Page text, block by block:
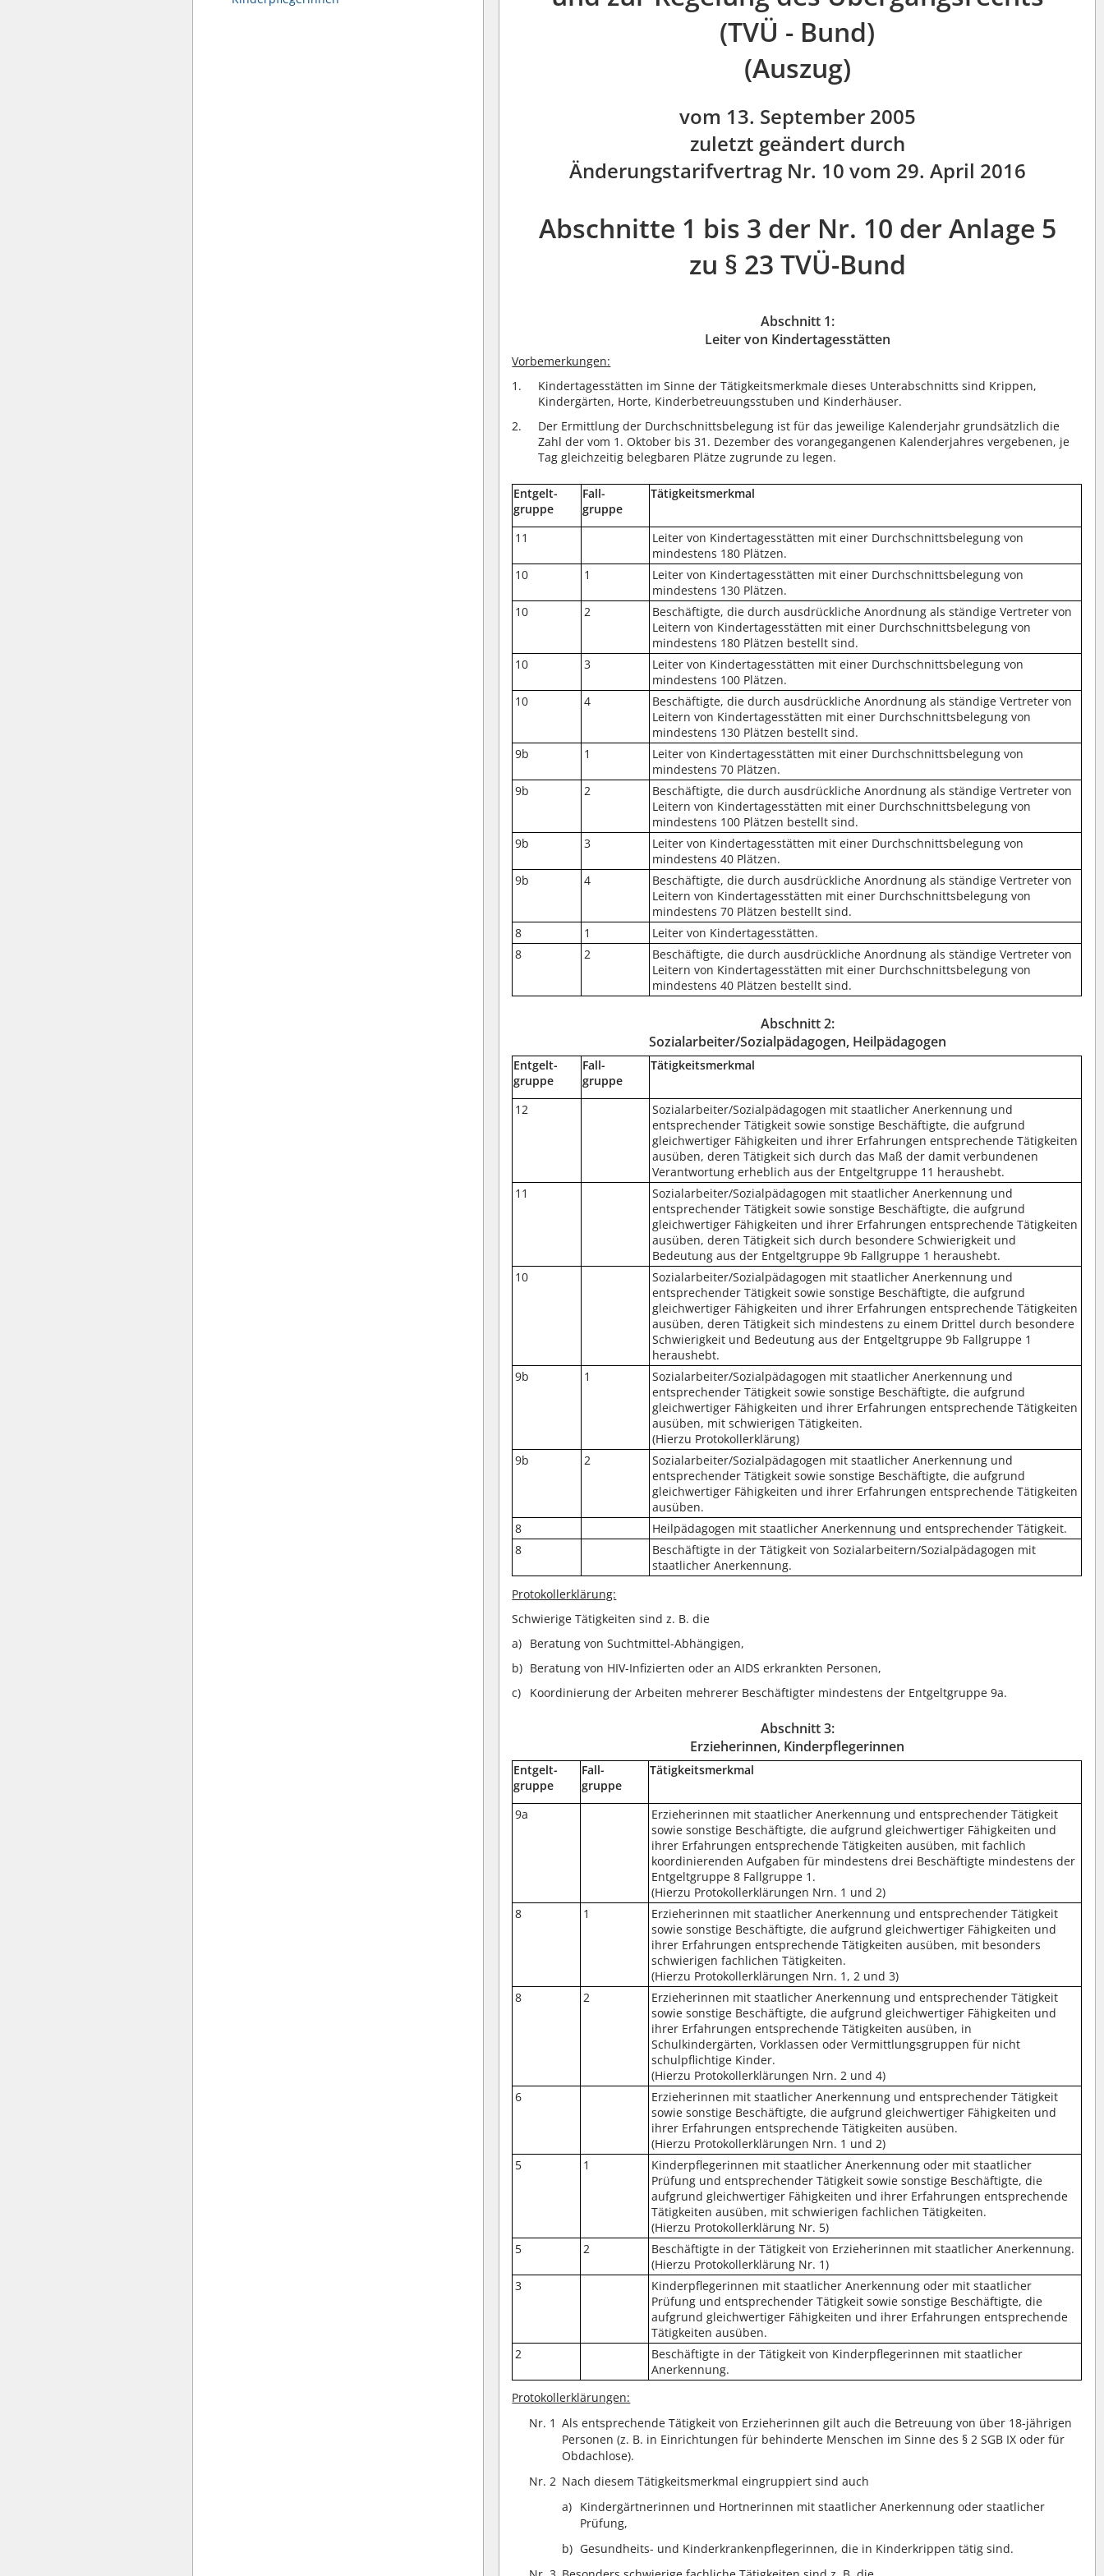
(TVÜ - Bund)
(Auszug)
vom 13. September 2005
zuletzt geändert durch
Änderungstarifvertrag Nr. 10 vom 29. April 2016
Abschnitte 1 bis 3 der Nr. 10 der Anlage 5
zu § 23 TVÜ-Bund
Abschnitt 1:
Leiter von Kindertagesstätten
Vorbemerkungen:
Kindertagesstätten im Sinne der Tätigkeitsmerkmale dieses Unterabschnitts sind Krippen,
Kindergärten, Horte, Kinderbetreuungsstuben und Kinderhäuser.
Der Ermittlung der Durchschnittsbelegung ist für das jeweilige Kalenderjahr grundsätzlich die
Zahl der vom 1. Oktober bis 31. Dezember des vorangegangenen Kalenderjahres vergebenen, je
Tag gleichzeitig belegbaren Plätze zugrunde zu legen.
Entgelt-
gruppe
Fall-
gruppe
Tätigkeitsmerkmal
11
Leiter von Kindertagesstätten mit einer Durchschnittsbelegung von
mindestens 180 Plätzen.
10
1
Leiter von Kindertagesstätten mit einer Durchschnittsbelegung von
mindestens 130 Plätzen.
10
2
Beschäftigte, die durch ausdrückliche Anordnung als ständige Vertreter von
Leitern von Kindertagesstätten mit einer Durchschnittsbelegung von
mindestens 180 Plätzen bestellt sind.
10
3
Leiter von Kindertagesstätten mit einer Durchschnittsbelegung von
mindestens 100 Plätzen.
10
4
Beschäftigte, die durch ausdrückliche Anordnung als ständige Vertreter von
Leitern von Kindertagesstätten mit einer Durchschnittsbelegung von
mindestens 130 Plätzen bestellt sind.
9b
1
Leiter von Kindertagesstätten mit einer Durchschnittsbelegung von
mindestens 70 Plätzen.
9b
2
Beschäftigte, die durch ausdrückliche Anordnung als ständige Vertreter von
Leitern von Kindertagesstätten mit einer Durchschnittsbelegung von
mindestens 100 Plätzen bestellt sind.
9b
3
Leiter von Kindertagesstätten mit einer Durchschnittsbelegung von
mindestens 40 Plätzen.
9b
4
Beschäftigte, die durch ausdrückliche Anordnung als ständige Vertreter von
Leitern von Kindertagesstätten mit einer Durchschnittsbelegung von
mindestens 70 Plätzen bestellt sind.
8
1
Leiter von Kindertagesstätten.
8
2
Beschäftigte, die durch ausdrückliche Anordnung als ständige Vertreter von
Leitern von Kindertagesstätten mit einer Durchschnittsbelegung von
mindestens 40 Plätzen bestellt sind.
Abschnitt 2:
Sozialarbeiter/Sozialpädagogen, Heilpädagogen
Entgelt-
gruppe
Fall-
gruppe
Tätigkeitsmerkmal
12
Sozialarbeiter/Sozialpädagogen mit staatlicher Anerkennung und
entsprechender Tätigkeit sowie sonstige Beschäftigte, die aufgrund
gleichwertiger Fähigkeiten und ihrer Erfahrungen entsprechende Tätigkeiten
ausüben, deren Tätigkeit sich durch das Maß der damit verbundenen
Verantwortung erheblich aus der Entgeltgruppe 11 heraushebt.
11
Sozialarbeiter/Sozialpädagogen mit staatlicher Anerkennung und
entsprechender Tätigkeit sowie sonstige Beschäftigte, die aufgrund
gleichwertiger Fähigkeiten und ihrer Erfahrungen entsprechende Tätigkeiten
ausüben, deren Tätigkeit sich durch besondere Schwierigkeit und
Bedeutung aus der Entgeltgruppe 9b Fallgruppe 1 heraushebt.
10
Sozialarbeiter/Sozialpädagogen mit staatlicher Anerkennung und
entsprechender Tätigkeit sowie sonstige Beschäftigte, die aufgrund
gleichwertiger Fähigkeiten und ihrer Erfahrungen entsprechende Tätigkeiten
ausüben, deren Tätigkeit sich mindestens zu einem Drittel durch besondere
Schwierigkeit und Bedeutung aus der Entgeltgruppe 9b Fallgruppe 1
heraushebt.
9b
1
Sozialarbeiter/Sozialpädagogen mit staatlicher Anerkennung und
entsprechender Tätigkeit sowie sonstige Beschäftigte, die aufgrund
gleichwertiger Fähigkeiten und ihrer Erfahrungen entsprechende Tätigkeiten
ausüben, mit schwierigen Tätigkeiten.
(Hierzu Protokollerklärung)
9b
2
Sozialarbeiter/Sozialpädagogen mit staatlicher Anerkennung und
entsprechender Tätigkeit sowie sonstige Beschäftigte, die aufgrund
gleichwertiger Fähigkeiten und ihrer Erfahrungen entsprechende Tätigkeiten
ausüben.
8
Heilpädagogen mit staatlicher Anerkennung und entsprechender Tätigkeit.
8
Beschäftigte in der Tätigkeit von Sozialarbeitern/Sozialpädagogen mit
staatlicher Anerkennung.
Protokollerklärung:
Schwierige Tätigkeiten sind z. B. die
Beratung von Suchtmittel-Abhängigen,
Beratung von HIV-Infizierten oder an AIDS erkrankten Personen,
Koordinierung der Arbeiten mehrerer Beschäftigter mindestens der Entgeltgruppe 9a.
Abschnitt 3:
Erzieherinnen, Kinderpflegerinnen
Entgelt-
gruppe
Fall-
gruppe
Tätigkeitsmerkmal
9a
Erzieherinnen mit staatlicher Anerkennung und entsprechender Tätigkeit
sowie sonstige Beschäftigte, die aufgrund gleichwertiger Fähigkeiten und
ihrer Erfahrungen entsprechende Tätigkeiten ausüben, mit fachlich
koordinierenden Aufgaben für mindestens drei Beschäftigte mindestens der
Entgeltgruppe 8 Fallgruppe 1.
(Hierzu Protokollerklärungen Nrn. 1 und 2)
8
1
Erzieherinnen mit staatlicher Anerkennung und entsprechender Tätigkeit
sowie sonstige Beschäftigte, die aufgrund gleichwertiger Fähigkeiten und
ihrer Erfahrungen entsprechende Tätigkeiten ausüben, mit besonders
schwierigen fachlichen Tätigkeiten.
(Hierzu Protokollerklärungen Nrn. 1, 2 und 3)
8
2
Erzieherinnen mit staatlicher Anerkennung und entsprechender Tätigkeit
sowie sonstige Beschäftigte, die aufgrund gleichwertiger Fähigkeiten und
ihrer Erfahrungen entsprechende Tätigkeiten ausüben, in
Schulkindergärten, Vorklassen oder Vermittlungsgruppen für nicht
schulpflichtige Kinder.
(Hierzu Protokollerklärungen Nrn. 2 und 4)
6
Erzieherinnen mit staatlicher Anerkennung und entsprechender Tätigkeit
sowie sonstige Beschäftigte, die aufgrund gleichwertiger Fähigkeiten und
ihrer Erfahrungen entsprechende Tätigkeiten ausüben.
(Hierzu Protokollerklärungen Nrn. 1 und 2)
5
1
Kinderpflegerinnen mit staatlicher Anerkennung oder mit staatlicher
Prüfung und entsprechender Tätigkeit sowie sonstige Beschäftigte, die
aufgrund gleichwertiger Fähigkeiten und ihrer Erfahrungen entsprechende
Tätigkeiten ausüben, mit schwierigen fachlichen Tätigkeiten.
(Hierzu Protokollerklärung Nr. 5)
5
2
Beschäftigte in der Tätigkeit von Erzieherinnen mit staatlicher Anerkennung.
(Hierzu Protokollerklärung Nr. 1)
3
Kinderpflegerinnen mit staatlicher Anerkennung oder mit staatlicher
Prüfung und entsprechender Tätigkeit sowie sonstige Beschäftigte, die
aufgrund gleichwertiger Fähigkeiten und ihrer Erfahrungen entsprechende
Tätigkeiten ausüben.
2
Beschäftigte in der Tätigkeit von Kinderpflegerinnen mit staatlicher
Anerkennung.
Protokollerklärungen:
Nr. 1 Als entsprechende Tätigkeit von Erzieherinnen gilt auch die Betreuung von über 18-jährigen
Personen (z. B. in Einrichtungen für behinderte Menschen im Sinne des § 2 SGB IX oder für
Obdachlose).
Nr. 2 Nach diesem Tätigkeitsmerkmal eingruppiert sind auch
Kindergärtnerinnen und Hortnerinnen mit staatlicher Anerkennung oder staatlicher
Prüfung,
Gesundheits- und Kinderkrankenpflegerinnen, die in Kinderkrippen tätig sind.